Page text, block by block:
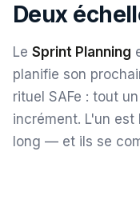
Deux
Le Sprint Planning
planifie son
rituel SAFe : tout
incrément. L'un
long — et ils se